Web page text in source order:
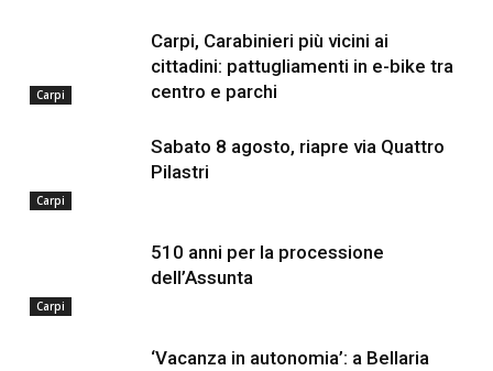
Carpi
Carpi, Carabinieri più vicini ai
cittadini: pattugliamenti in e-bike tra
centro e parchi
Carpi
Sabato 8 agosto, riapre via Quattro
Pilastri
Carpi
510 anni per la processione
dell’Assunta
‘Vacanza in autonomia’: a Bellaria